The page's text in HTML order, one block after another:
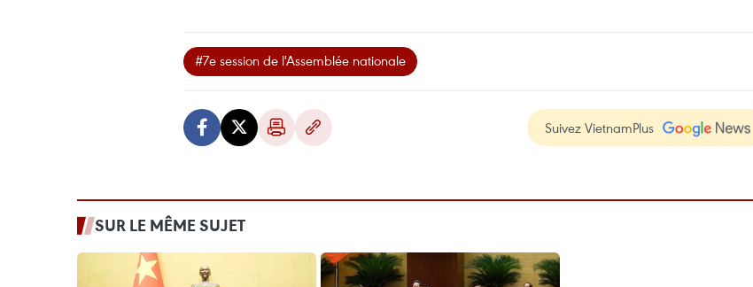
#7e session de l'Assemblée nationale
Suivez VietnamPlus
SUR LE MÊME SUJET